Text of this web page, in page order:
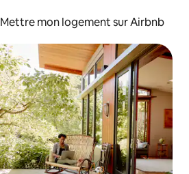
Mettre mon logement sur Airbnb